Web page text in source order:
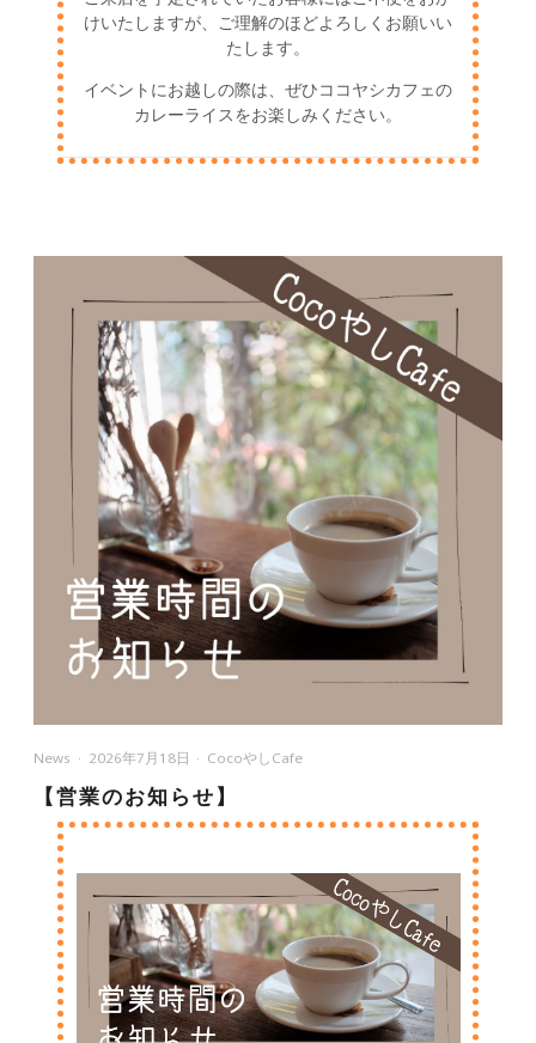
けいたしますが、ご理解のほどよろしくお願いい
たします。
イベントにお越しの際は、ぜひココヤシカフェの
カレーライスをお楽しみください。
News 2026年7月18日 CocoやしCafe
【営業のお知らせ】